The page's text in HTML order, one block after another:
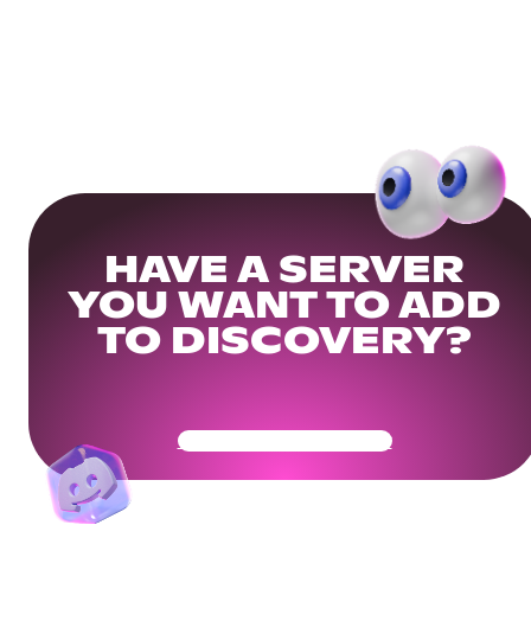
HAVE A SERVER
YOU WANT TO ADD
TO DISCOVERY?
Get Your Community Ready